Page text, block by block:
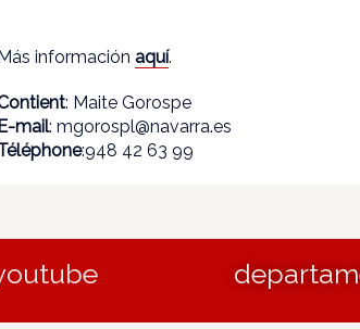
Más informaciónaquí.
: Maite Gorospe
E-mail: mgorospl@navarra.es
:948 42 63 99